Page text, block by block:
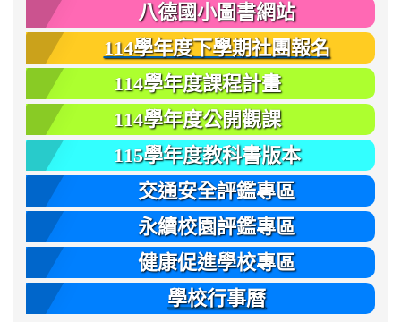
八德國小圖書網站
114學年度下學期社團報名
114學年度課程計畫
114學年度公開觀課
115學年度教科書版本
交通安全評鑑專區
永續校園評鑑專區
健康促進學校專區
學校行事曆